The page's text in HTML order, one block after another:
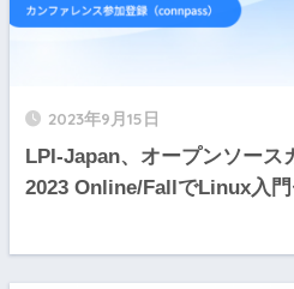
2023年9月15日
LPI-Japan、オープンソース
2023 Online/FallでLinux入